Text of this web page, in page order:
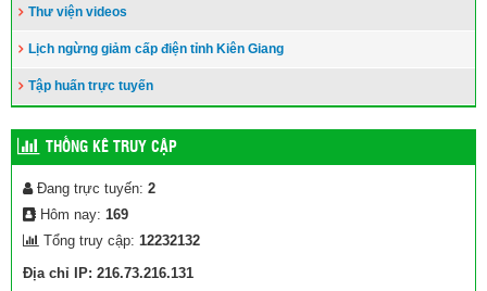
Thư viện videos
Lịch ngừng giảm cấp điện tỉnh Kiên Giang
Tập huấn trực tuyến
THỐNG KÊ TRUY CẬP
Đang trực tuyến: 2
Hôm nay: 169
Tổng truy cập: 12232132
Địa chỉ IP: 216.73.216.131